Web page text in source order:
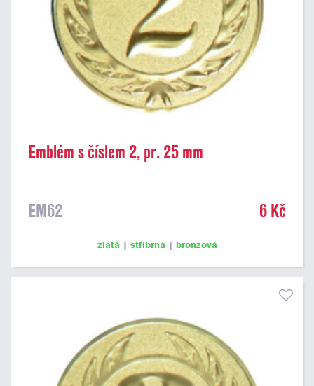
Emblém s číslem 2, pr. 25 mm
EM62 6 Kč
zlatá | stříbrná | bronzová